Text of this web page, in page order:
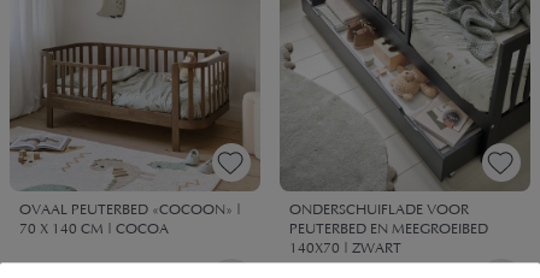
OVAAL PEUTERBED «COCOON» |
70 X 140 CM | COCOA
ONDERSCHUIFLADE VOOR
PEUTERBED EN MEEGROEIBED
140X70 | ZWART